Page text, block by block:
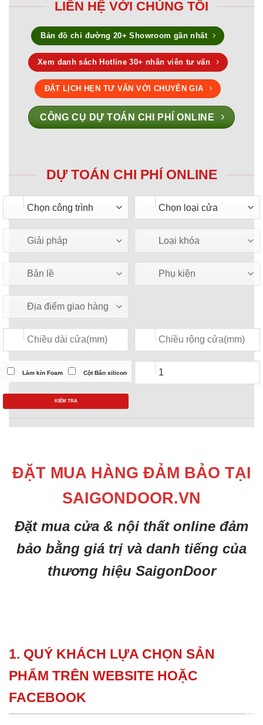
LIÊN HỆ VỚI CHÚNG TÔI
Bản đồ chỉ đường 20+ Showroom gần nhất
Xem danh sách Hotline 30+ nhân viên tư vấn
ĐẶT LỊCH HẸN TƯ VẤN VỚI CHUYÊN GIA
CÔNG CỤ DỰ TOÁN CHI PHÍ ONLINE
DỰ TOÁN CHI PHÍ ONLINE
Làm kín Foam Cột Bắn silicon
KIỂM TRA
ĐẶT MUA HÀNG ĐẢM BẢO TẠI
SAIGONDOOR.VN
Đặt mua cửa & nội thất online đảm
bảo bằng giá trị và danh tiếng của
thương hiệu SaigonDoor
1. QUÝ KHÁCH LỰA CHỌN SẢN
PHẨM TRÊN WEBSITE HOẶC
FACEBOOK